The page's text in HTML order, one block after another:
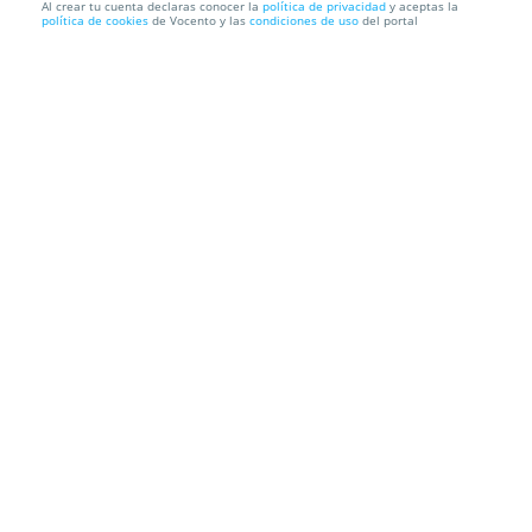
Animal Sound Reset: LIA KALI (20 jun)
Al crear tu cuenta declaras conocer la política de privacidad y aceptas la
política de cookies de Vocento y las condiciones de uso del portal